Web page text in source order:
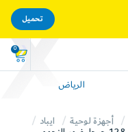
0
الرياض
أجهزة لوحية
ايباد
تحميل